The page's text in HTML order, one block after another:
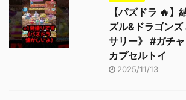
【パズドラ 🔥】
ズル&ドラゴン
サリー》 #ガチ
カプセルトイ
2025/11/13